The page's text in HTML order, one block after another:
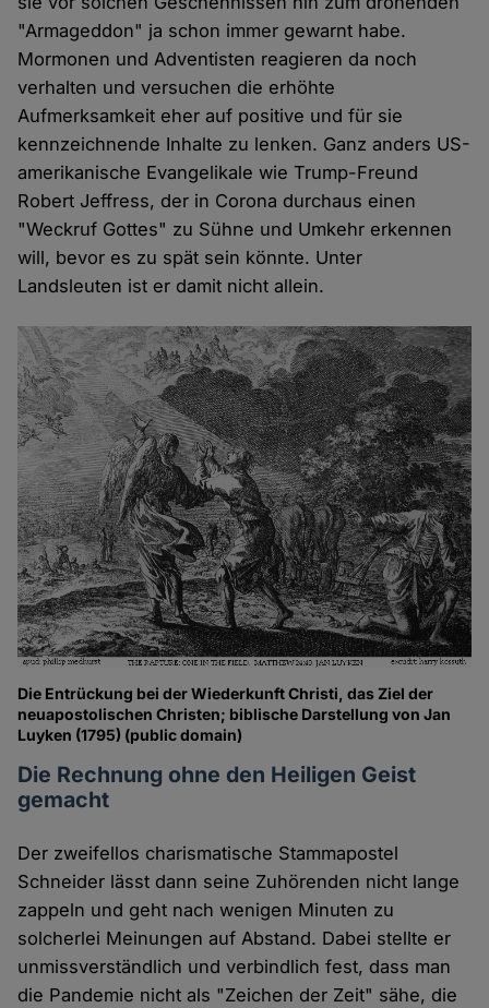
"Armageddon" ja schon immer gewarnt habe.
Mormonen und Adventisten reagieren da noch
verhalten und versuchen die erhöhte
Aufmerksamkeit eher auf positive und für sie
kennzeichnende Inhalte zu lenken. Ganz anders US-
amerikanische Evangelikale wie Trump-Freund
Robert Jeffress, der in Corona durchaus einen
"Weckruf Gottes" zu Sühne und Umkehr erkennen
will, bevor es zu spät sein könnte. Unter
Landsleuten ist er damit nicht allein.
Die Entrückung bei der Wiederkunft Christi, das Ziel der
neuapostolischen Christen; biblische Darstellung von Jan
Luyken (1795) (public domain)
Die Rechnung ohne den Heiligen Geist
gemacht
Der zweifellos charismatische Stammapostel
Schneider lässt dann seine Zuhörenden nicht lange
zappeln und geht nach wenigen Minuten zu
solcherlei Meinungen auf Abstand. Dabei stellte er
unmissverständlich und verbindlich fest, dass man
die Pandemie nicht als "Zeichen der Zeit" sähe, die